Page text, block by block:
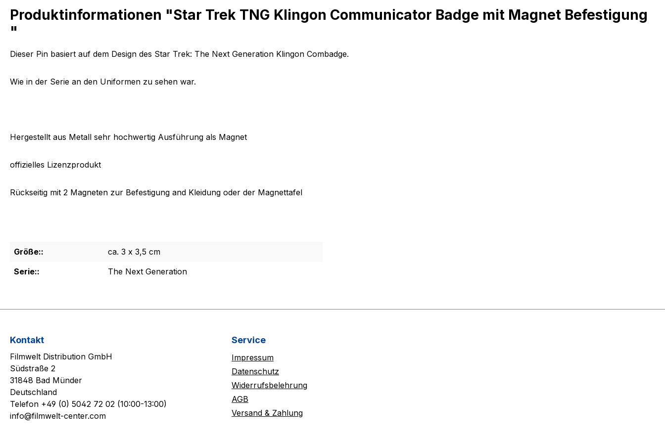
Produktinformationen "Star Trek TNG Klingon Communicator Badge mit Magnet Befestigung
"
Dieser Pin basiert auf dem Design des Star Trek: The Next Generation Klingon Combadge.
Wie in der Serie an den Uniformen zu sehen war.
Hergestellt aus Metall sehr hochwertig Ausführung als Magnet
offizielles Lizenzprodukt
Rückseitig mit 2 Magneten zur Befestigung and Kleidung oder der Magnettafel
Größe::
ca. 3 x 3,5 cm
Serie::
The Next Generation
Kontakt
Filmwelt Distribution GmbH
Südstraße 2
31848 Bad Münder
Deutschland
Telefon +49 (0) 5042 72 02 (10:00-13:00)
info@filmwelt-center.com
Service
Impressum
Datenschutz
Widerrufsbelehrung
AGB
Versand & Zahlung